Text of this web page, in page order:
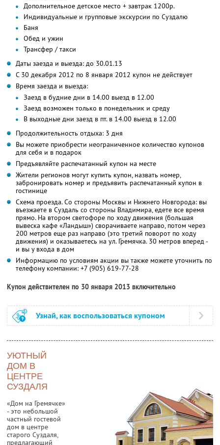
Дополнительное детское место + завтрак 1200р.
Индивидуальные и групповые экскурсии по Суздалю
Баня
Обед и ужин
Трансфер / такси
Даты заезда и выезда: до 30.01.13
С 30 декабря 2012 по 8 января 2012 купон не действует
Время заезда и выезда:
Заезд в будние дни в 14.00 выезд в 12.00
Заезд возможен только в понедельник и среду
В выходные дни заезд в пт. в 14.00 выезд в 12.00
Продолжительность отдыха: 3 дня
Вы можете приобрести неограниченное количество купонов
для себя и в подарок
Предъявляйте распечатанный купон на месте
Жители регионов могут купить купон, назвать номер,
забронировать номер и предъявить распечатанный купон в
гостинице
Схема проезда. Со стороны Москвы и Нижнего Новгорода: вы
въезжаете в Суздаль со стороны Владимира, едете все время
прямо. На втором светофоре по ходу движения (большая
вывеска кафе «Ландыш») сворачиваете направо, потом через
200 метров еще раз направо (это третий поворот по ходу
движения) и оказываетесь на ул. Гремячка. 30 метров вперед -
и вы у входа в дом
Информацию по условиям акции вы также можете уточнить по
телефону компании: +7 (905) 619-77-28
Купон действителен по 30 января 2013 включительно
Узнай, как воспользоваться купоном
УЮТНЫЙ
ДОМ В
ЦЕНТРЕ
СУЗДАЛЯ
«Дом на Гремячке»
- это небольшой
частный гостевой
дом в центре
старого Суздаля,
предлагающий